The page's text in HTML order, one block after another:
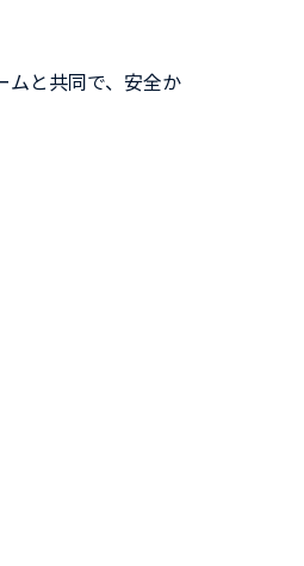
ムと共同で、安全か